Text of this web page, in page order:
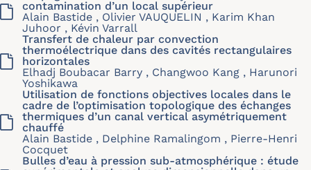
contamination d’un local supérieur
Alain Bastide , Olivier VAUQUELIN , Karim Khan
Juhoor , Kévin Varrall
Transfert de chaleur par convection
thermoélectrique dans des cavités rectangulaires
horizontales
Elhadj Boubacar Barry , Changwoo Kang , Harunori
Yoshikawa
Utilisation de fonctions objectives locales dans le
cadre de l’optimisation topologique des échanges
thermiques d’un canal vertical asymétriquement
chauffé
Alain Bastide , Delphine Ramalingom , Pierre-Henri
Cocquet
Bulles d’eau à pression sub-atmosphérique : étude